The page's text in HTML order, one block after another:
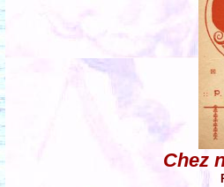
Chez